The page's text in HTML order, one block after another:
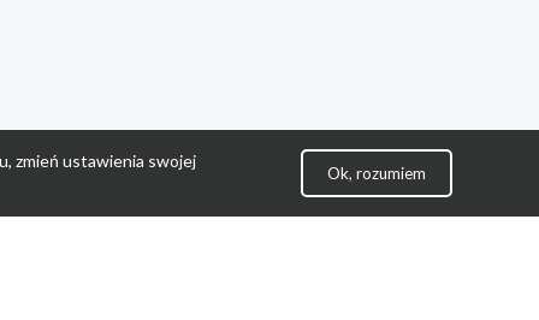
zmień ustawienia swojej
Ok, rozumiem